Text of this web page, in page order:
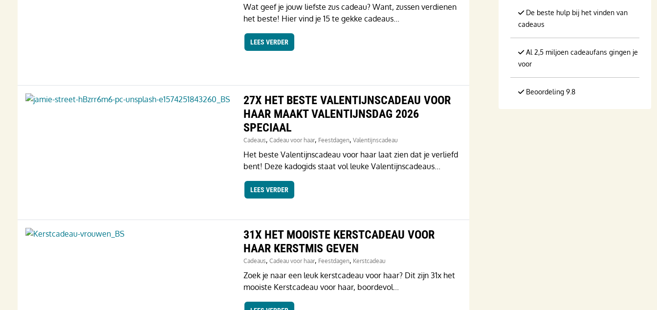
Wat geef je jouw liefste zus cadeau? Want, zussen verdienen
het beste! Hier vind je 15 te gekke cadeaus...
LEES VERDER
27X HET BESTE VALENTIJNSCADEAU VOOR
HAAR MAAKT VALENTIJNSDAG 2026
SPECIAAL
Cadeaus, Cadeau voor haar, Feestdagen, Valentijnscadeau
Het beste Valentijnscadeau voor haar laat zien dat je verliefd
bent! Deze kadogids staat vol leuke Valentijnscadeaus...
LEES VERDER
31X HET MOOISTE KERSTCADEAU VOOR
HAAR KERSTMIS GEVEN
Cadeaus, Cadeau voor haar, Feestdagen, Kerstcadeau
Zoek je naar een leuk kerstcadeau voor haar? Dit zijn 31x het
mooiste Kerstcadeau voor haar, boordevol...
De beste hulp bij het vinden van
cadeaus
Al 2,5 miljoen cadeaufans gingen je
voor
Beoordeling 9.8